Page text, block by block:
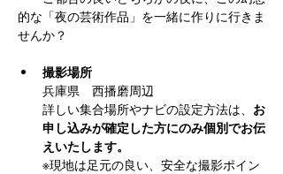
的な「夜の芸術作品」を一緒に作りに行きま
せんか？
撮影場所
兵庫県　西播磨周辺
詳しい集合場所やナビの設定方法は、 お
申し込みが確定した方にのみ個別でお伝
えいたします。
※現地は足元の良い、安全な撮影ポイン